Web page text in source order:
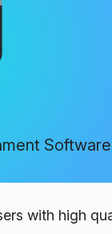
Software
with high